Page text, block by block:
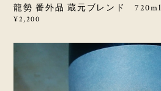
龍勢 番外品 蔵元ブレンド 720ml
¥2,200